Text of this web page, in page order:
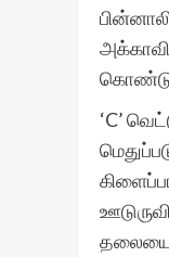
கொண்டு
‘C’